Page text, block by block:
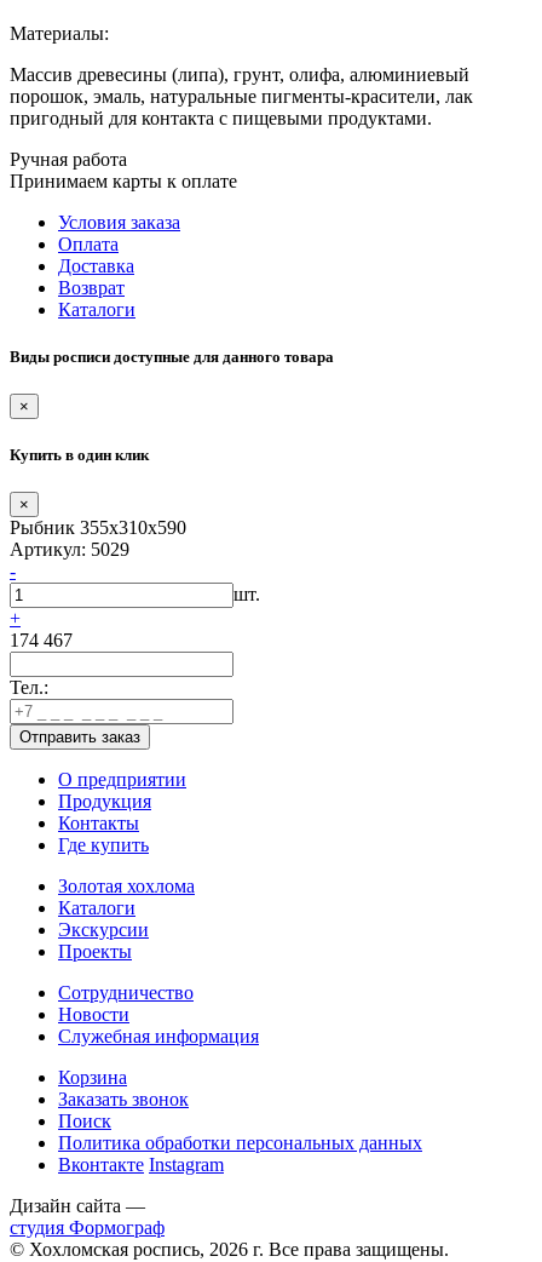
Материалы:
Массив древесины (липа), грунт, олифа, алюминиевый
порошок, эмаль, натуральные пигменты-красители, лак
пригодный для контакта с пищевыми продуктами.
Ручная работа
Принимаем карты к оплате
Условия заказа
Оплата
Доставка
Возврат
Каталоги
Виды росписи доступные для данного товара
×
Купить в один клик
×
Рыбник 355х310х590
Артикул: 5029
-
шт.
+
174 467
Тел.:
О предприятии
Продукция
Контакты
Где купить
Золотая хохлома
Каталоги
Экскурсии
Проекты
Сотрудничество
Новости
Служебная информация
Корзина
Заказать звонок
Поиск
Политика обработки персональных данных
Вконтакте Instagram
Дизайн сайта —
студия Формограф
© Хохломская роспись, 2026 г. Все права защищены.